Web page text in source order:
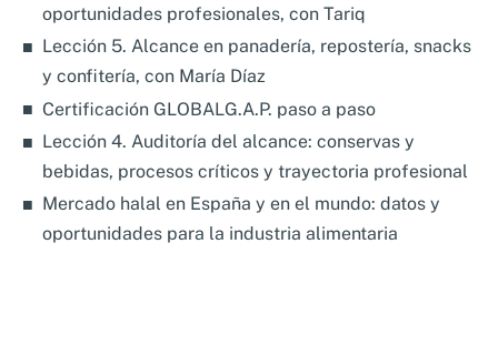
oportunidades profesionales, con Tariq
Lección 5. Alcance en panadería, repostería, snacks
y confitería, con María Díaz
Certificación GLOBALG.A.P. paso a paso
Lección 4. Auditoría del alcance: conservas y
bebidas, procesos críticos y trayectoria profesional
Mercado halal en España y en el mundo: datos y
oportunidades para la industria alimentaria